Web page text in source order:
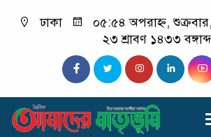
ঢাকা
০৫:৫৪ অপরাহ্ন,
২৩ শ্রাবণ ১৪৩৩ বঙ্গাব্দ